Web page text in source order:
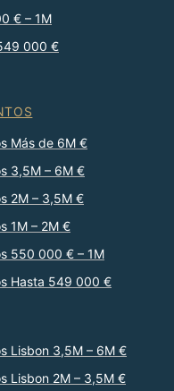
€ – 1M
000 €
Más de 6M €
3,5M – 6M €
2M – 3,5M €
1M – 2M €
550 000 € – 1M
Hasta 549 000 €
Lisbon 3,5M – 6M €
Lisbon 2M – 3,5M €